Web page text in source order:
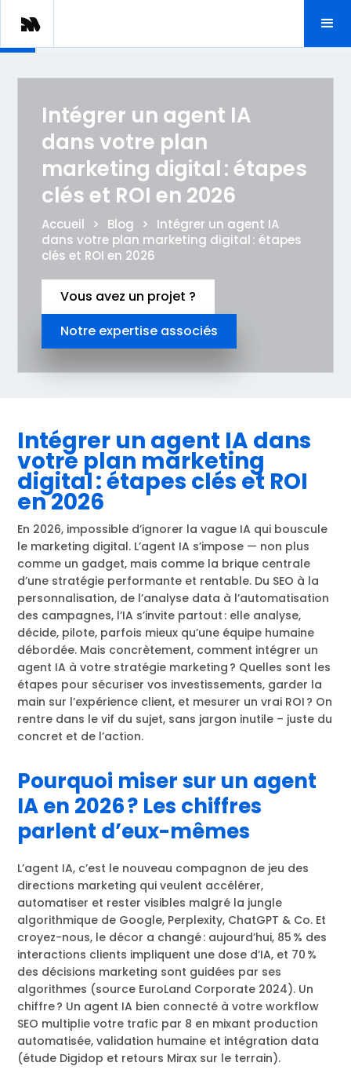
Intégrer un agent IA
dans votre plan
marketing digital : étapes
clés et ROI en 2026
Accueil > Blog >
Intégrer un agent IA
dans votre plan marketing digital : étapes
clés et ROI en 2026
Vous avez un projet ?
Notre expertise associés
Intégrer un agent IA dans
votre plan marketing
digital : étapes clés et ROI
en 2026
En 2026, impossible d’ignorer la vague IA qui bouscule
le marketing digital. L’agent IA s’impose — non plus
comme un gadget, mais comme la brique centrale
d’une stratégie performante et rentable. Du SEO à la
personnalisation, de l’analyse data à l’automatisation
des campagnes, l’IA s’invite partout : elle analyse,
décide, pilote, parfois mieux qu’une équipe humaine
débordée. Mais concrètement, comment intégrer un
agent IA à votre stratégie marketing ? Quelles sont les
étapes pour sécuriser vos investissements, garder la
main sur l’expérience client, et mesurer un vrai ROI ? On
rentre dans le vif du sujet, sans jargon inutile – juste du
concret et de l’action.
Pourquoi miser sur un agent
IA en 2026 ? Les chiffres
parlent d’eux-mêmes
L’agent IA, c’est le nouveau compagnon de jeu des
directions marketing qui veulent accélérer,
automatiser et rester visibles malgré la jungle
algorithmique de Google, Perplexity, ChatGPT & Co. Et
croyez-nous, le décor a changé : aujourd’hui, 85 % des
interactions clients impliquent une dose d’IA, et 70 %
des décisions marketing sont guidées par ses
algorithmes (source EuroLand Corporate 2024). Un
chiffre ? Un agent IA bien connecté à votre workflow
SEO multiplie votre trafic par 8 en mixant production
automatisée, validation humaine et intégration data
(étude Digidop et retours Mirax sur le terrain).